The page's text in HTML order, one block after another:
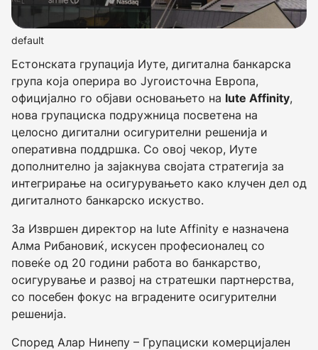
default
Естонската групација Иуте, дигитална банкарска
група која оперира во Југоисточна Европа,
официјално го објави основањето на Iute Affinity,
нова групациска подружница посветена на
целосно дигитални осигурителни решенија и
оперативна поддршка. Со овој чекор, Иуте
дополнително ја зајакнува својата стратегија за
интегрирање на осигурувањето како клучен дел од
дигиталното банкарско искуство.
За Извршен директор на Iute Affinity е назначена
Алма Рибановиќ, искусен професионалец со
повеќе од 20 години работа во банкарство,
осигурување и развој на стратешки партнерства,
со посебен фокус на вградените осигурителни
решенија.
Според Алар Нинепу – Групациски комерцијален